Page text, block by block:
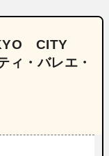
CITY
・バレエ・